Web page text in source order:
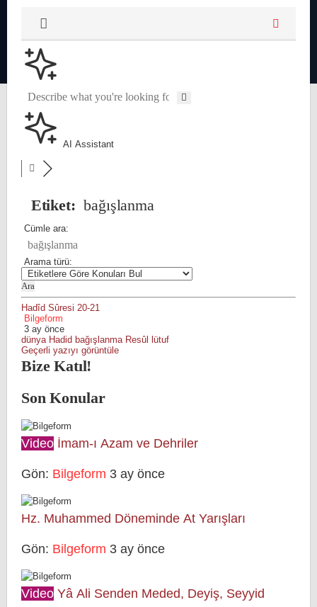
AI Assistant
Etiket:bağışlanma
Cümle ara:
Arama türü:
Hadîd Sûresi 20-21
Bilgeform
3 ay önce
dünya Hadid bağışlanma Resûl
lütuf
Geçerli yazıyı görüntüle
Bize Katıl!
Son Konular
Video İmam-ı Azam ve Dehriler
Gön: Bilgeform 3 ay önce
Hz. Muhammed Döneminde At Yarışları
Gön: Bilgeform 3 ay önce
Video Yâ Ali Senden Meded, Deyiş, Seyyid